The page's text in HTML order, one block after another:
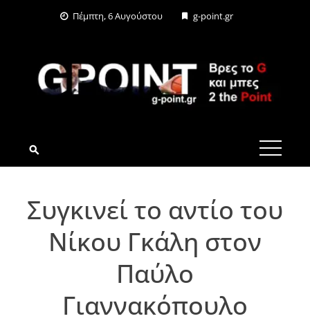
Πέμπτη, 6 Αυγούστου g-point.gr
G-POINT.GR
Συγκινεί το αντίο του
Νίκου Γκάλη στον
Παύλο
Γιαννακόπουλο